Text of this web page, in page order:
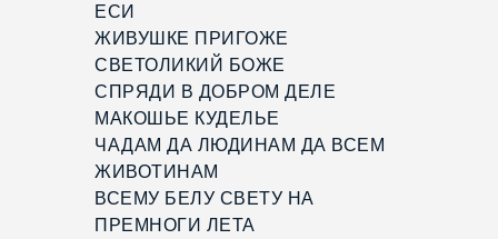
ЕСИ
ЖИВУШКЕ ПРИГОЖЕ
СВЕТОЛИКИЙ БОЖЕ
СПРЯДИ В ДОБРОМ ДЕЛЕ
МАКОШЬЕ КУДЕЛЬЕ
ЧАДАМ ДА ЛЮДИНАМ ДА ВСЕМ
ЖИВОТИНАМ
ВСЕМУ БЕЛУ СВЕТУ НА
ПРЕМНОГИ ЛЕТА